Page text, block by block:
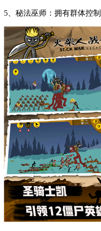
5、秘法巫师：拥有群体控